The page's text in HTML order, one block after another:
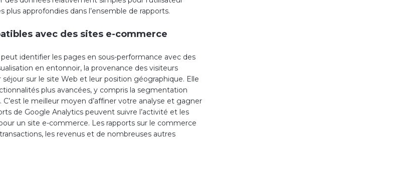
plus approfondies dans l’ensemble de rapports.
avec des sites e-commerce
peut identifier les pages en sous-performance avec des
en entonnoir, la provenance des visiteurs
séjour sur le site Web et leur position géographique. Elle
plus avancées, y compris la segmentation
C’est le meilleur moyen d’affiner votre analyse et gagner
de Google Analytics peuvent suivre l’activité et les
un site e-commerce. Les rapports sur le commerce
les revenus et de nombreuses autres